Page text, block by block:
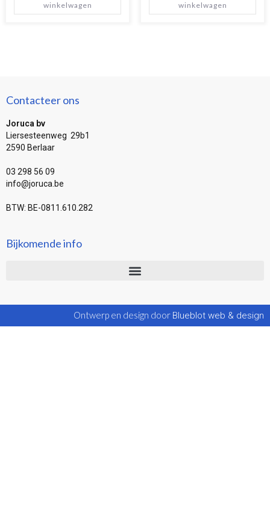
winkelwagen
winkelwagen
Contacteer ons
Joruca bv
Liersesteenweg 29b1
2590 Berlaar
03 298 56 09
info@joruca.be
BTW: BE-0811.610.282
Bijkomende info
Ontwerp en design door Blueblot web & design